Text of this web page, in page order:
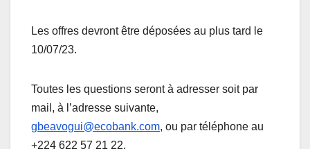
Les offres devront être déposées au plus tard le
10/07/23.
Toutes les questions seront à adresser soit par
mail, à l’adresse suivante,
gbeavogui@ecobank.com, ou par téléphone au
+224 622 57 21 22.